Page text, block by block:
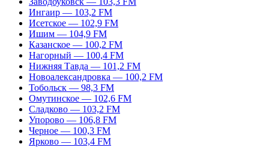
Ингаир — 103,2 FM
Исетское — 102,9 FM
Ишим — 104,9 FM
Казанское — 100,2 FM
Нагорный — 100,4 FM
Нижняя Тавда — 101,2 FM
Новоалександровка — 100,2 FM
Тобольск — 98,3 FM
Омутинское — 102,6 FM
Сладково — 103,2 FM
Упорово — 106,8 FM
Черное — 100,3 FM
Ярково — 103,4 FM